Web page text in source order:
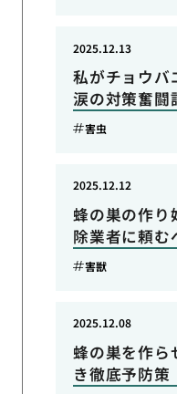
私がチョウバ
涙の対策奮闘
2025.12.13
害虫
蜂の巣の作り
除業者に頼む
2025.12.12
害獣
蜂の巣を作ら
き徹底予防策
2025.12.08